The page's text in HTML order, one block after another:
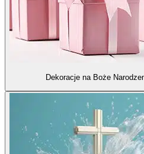
Dekoracje na Boże